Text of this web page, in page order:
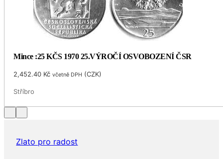
Mince :25 KČS 1970 25.VÝROČÍ OSVOBOZENÍ ČSR
2,452.40 Kč včetně DPH (CZK)
Stříbro
Zlato pro radost